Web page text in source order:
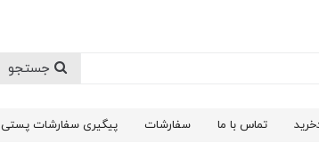
تماس با ما سفارشات پیگیری سفارشات پستی